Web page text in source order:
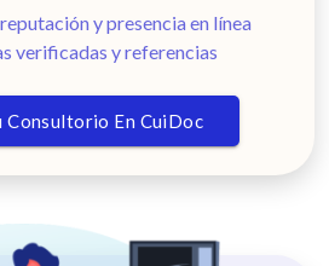
y presencia en línea
verificadas y referencias
Consultorio En CuiDoc